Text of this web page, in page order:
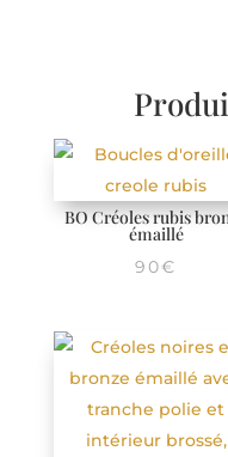
BO Créoles rubis
émaillé
90€